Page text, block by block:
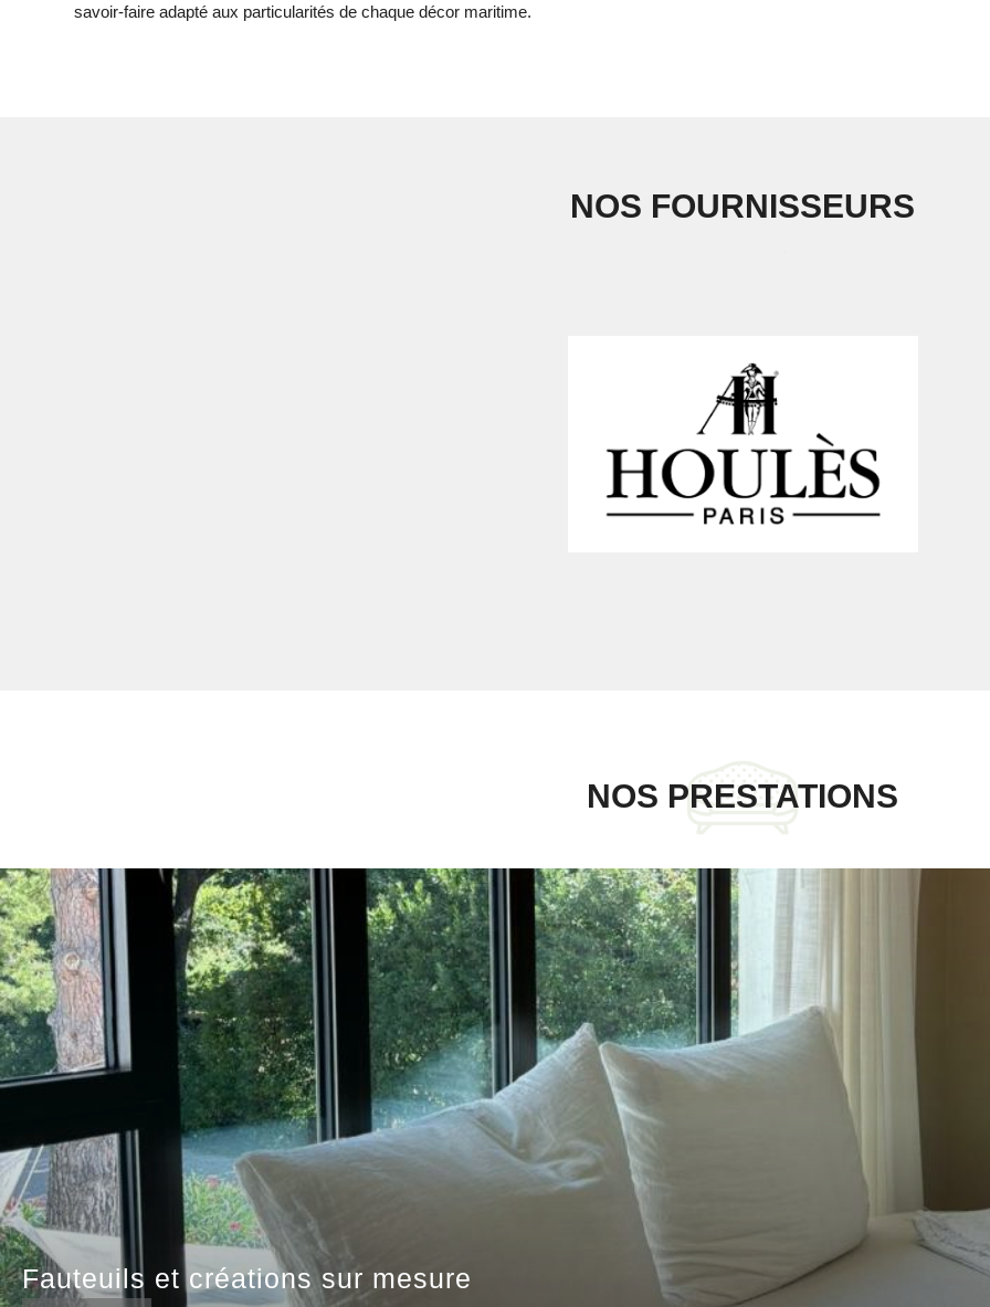
savoir-faire adapté aux particularités de chaque décor maritime.
NOS FOURNISSEURS
NOS PRESTATIONS
Fauteuils et créations sur mesure